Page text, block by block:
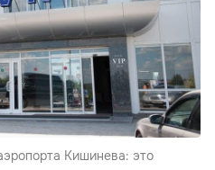
Кишинева: это